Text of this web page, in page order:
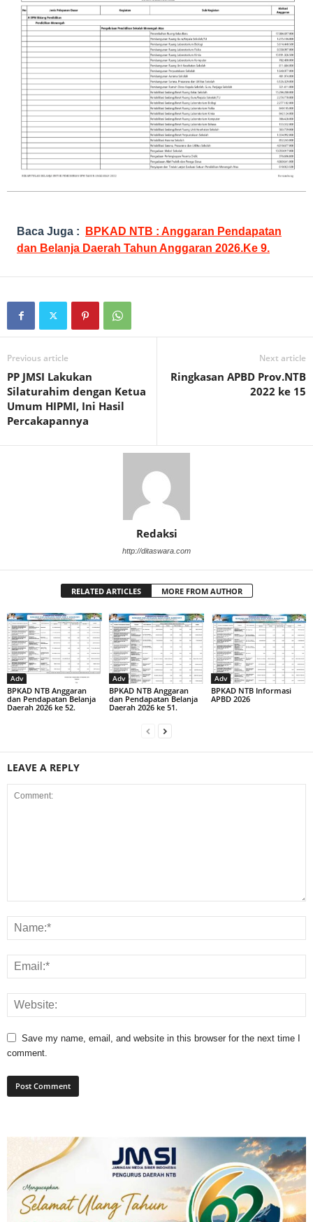
Baca Juga :
BPKAD NTB : Anggaran Pendapatan
dan Belanja Daerah Tahun Anggaran 2026.Ke 9.
Previous article
PP JMSI Lakukan
Silaturahim dengan Ketua
Umum HIPMI, Ini Hasil
Percakapannya
Next article
Ringkasan APBD Prov.NTB
2022 ke 15
Redaksi
http://ditaswara.com
RELATED ARTICLES MORE FROM AUTHOR
Adv
BPKAD NTB Anggaran
dan Pendapatan Belanja
Daerah 2026 ke 52.
Adv
BPKAD NTB Anggaran
dan Pendapatan Belanja
Daerah 2026 ke 51.
Adv
BPKAD NTB Informasi
APBD 2026
LEAVE A REPLY
Save my name, email, and website in this browser for the next time I
comment.